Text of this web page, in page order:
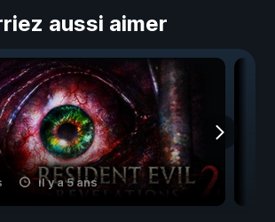
aussi aimer
il y a 5 ans